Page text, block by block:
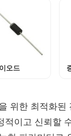
오드
위한 최적화된
적이고 신뢰할